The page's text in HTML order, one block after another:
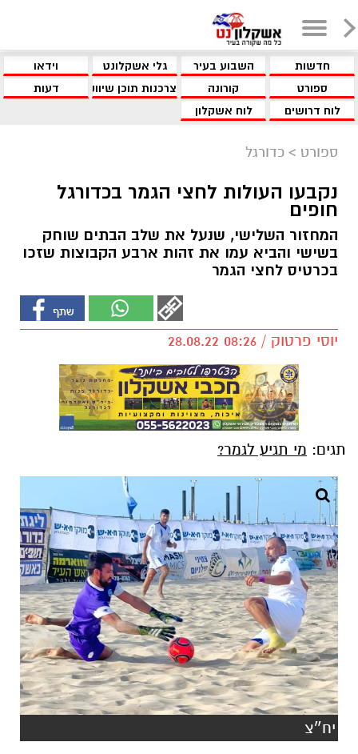
חדשות השבוע בעיר גלי אשקלונט
וידאו
ספורט
קורונה צרכנות תוכן שיווקי
דעות
לוח דרושים
לוח אשקלון
ספורט > כדורגל
נקבעו העולות לחצי הגמר בכדורגל
חופים
המחזור השלישי, שנעל את שלב הבתים שוחק
בשישי והביא עמו את זהות ארבע הקבוצות שזכו
בכרטיס לחצי הגמר
יוסי פרטוק / 08:26 28.08.22
תגים: מי תגיע לגמר?
יח״צ